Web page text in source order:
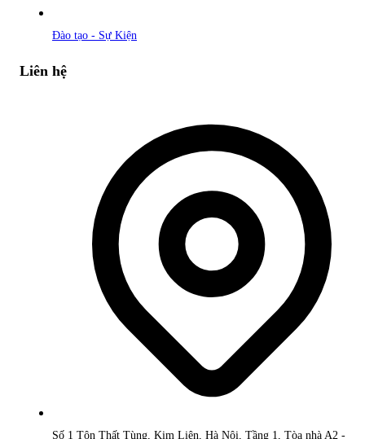
Đào tạo - Sự Kiện
Liên hệ
Số 1 Tôn Thất Tùng, Kim Liên, Hà Nội, Tầng 1, Tòa nhà A2 -